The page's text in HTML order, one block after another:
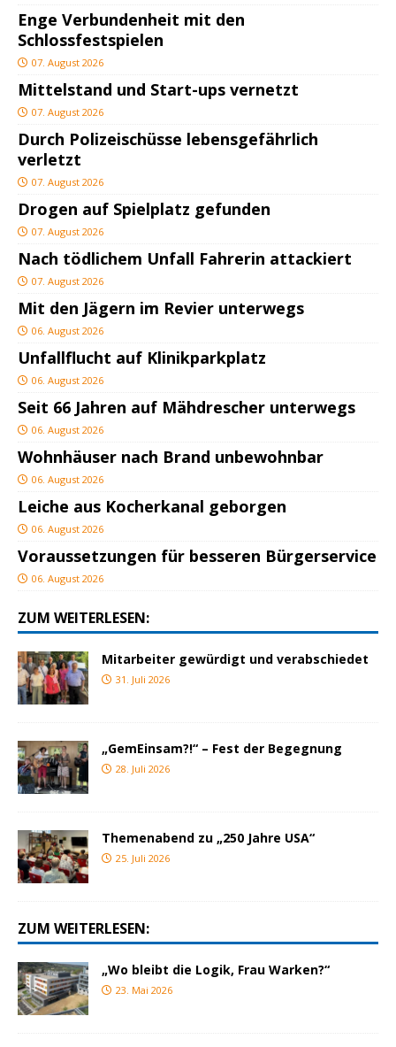
Enge Verbundenheit mit den
Schlossfestspielen
07. August 2026
Mittelstand und Start-ups vernetzt
07. August 2026
Durch Polizeischüsse lebensgefährlich
verletzt
07. August 2026
Drogen auf Spielplatz gefunden
07. August 2026
Nach tödlichem Unfall Fahrerin attackiert
07. August 2026
Mit den Jägern im Revier unterwegs
06. August 2026
Unfallflucht auf Klinikparkplatz
06. August 2026
Seit 66 Jahren auf Mähdrescher unterwegs
06. August 2026
Wohnhäuser nach Brand unbewohnbar
06. August 2026
Leiche aus Kocherkanal geborgen
06. August 2026
Voraussetzungen für besseren Bürgerservice
06. August 2026
ZUM WEITERLESEN:
Mitarbeiter gewürdigt und verabschiedet
31. Juli 2026
„GemEinsam?!“ – Fest der Begegnung
28. Juli 2026
Themenabend zu „250 Jahre USA“
25. Juli 2026
ZUM WEITERLESEN:
„Wo bleibt die Logik, Frau Warken?“
23. Mai 2026